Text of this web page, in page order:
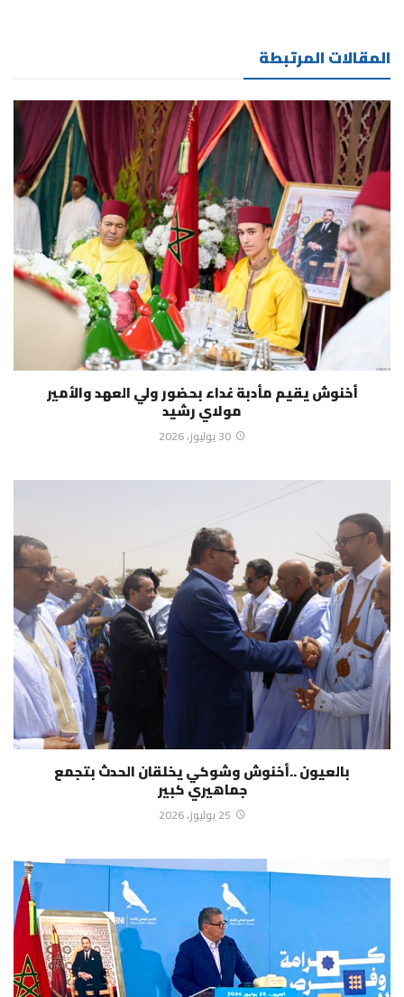
المقالات المرتبطة
أخنوش يقيم مأدبة غداء بحضور ولي العهد والأمير
مولاي رشيد
30 يوليوز، 2026
بالعيون ..أخنوش وشوكي يخلقان الحدث بتجمع
جماهيري كبير
25 يوليوز، 2026